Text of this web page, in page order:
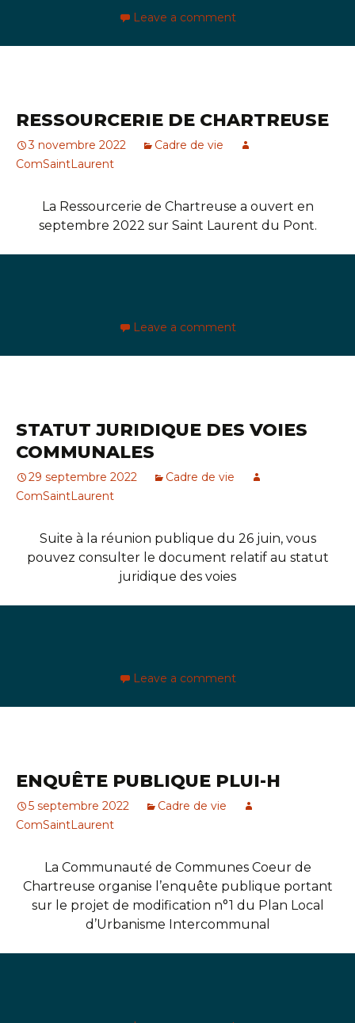
Leave a comment
RESSOURCERIE DE CHARTREUSE
3 novembre 2022
Cadre de vie
ComSaintLaurent
La Ressourcerie de Chartreuse a ouvert en
septembre 2022 sur Saint Laurent du Pont.
Leave a comment
STATUT JURIDIQUE DES VOIES
COMMUNALES
29 septembre 2022
Cadre de vie
ComSaintLaurent
Suite à la réunion publique du 26 juin, vous
pouvez consulter le document relatif au statut
juridique des voies
Leave a comment
ENQUÊTE PUBLIQUE PLUI-H
5 septembre 2022
Cadre de vie
ComSaintLaurent
La Communauté de Communes Coeur de
Chartreuse organise l’enquête publique portant
sur le projet de modification n°1 du Plan Local
d’Urbanisme Intercommunal